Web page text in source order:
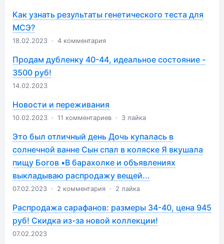
Как узнать результаты генетического теста для
МСЭ?
18.02.2023 · 4 комментария
Продам дубленку 40-44, идеальное состояние -
3500 руб!
14.02.2023
Новости и переживания
10.02.2023 · 11 комментариев · 3 лайка
Это был отличный день Дочь купалась в
солнечной ванне Сын спал в коляске Я вкушала
пищу Богов ▪️В барахолке и объявлениях
выкладываю распродажу вещей...
07.02.2023 · 2 комментария · 2 лайка
Распродажа сарафанов: размеры 34-40, цена 945
руб! Скидка из-за новой коллекции!
07.02.2023